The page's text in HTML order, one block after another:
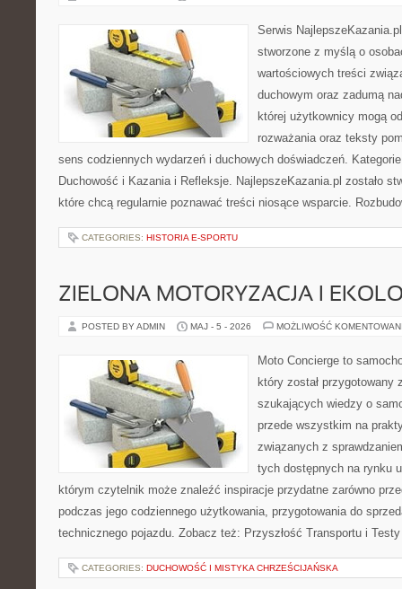
Serwis
stworzone z myślą o
wartościowych treści
duchowym oraz zadumą
której użytkownicy mogą
rozważania oraz teksty
sens codziennych wydarzeń i duchowych doświadczeń.
Duchowość i Kazania i Refleksje. NajlepszeKazania.pl zostało
które chcą regularnie poznawać treści niosące wsparcie.
CATEGORIES: HISTORIA E-SPORTU
ZIELONA MOTORYZACJA I
POSTED BY ADMIN MAJ - 5 - 2026 MOŻLIWOŚĆ
Moto Concierge to
który został przygotowany
szukających wiedzy o
przede wszystkim na
związanych z
tych dostępnych na rynku
którym czytelnik może znaleźć inspiracje przydatne zarówno
podczas jego codziennego użytkowania, przygotowania do
technicznego pojazdu. Zobacz też: Przyszłość Transportu i
CATEGORIES: DUCHOWOŚĆ I MISTYKA CHRZEŚCIJAŃSKA